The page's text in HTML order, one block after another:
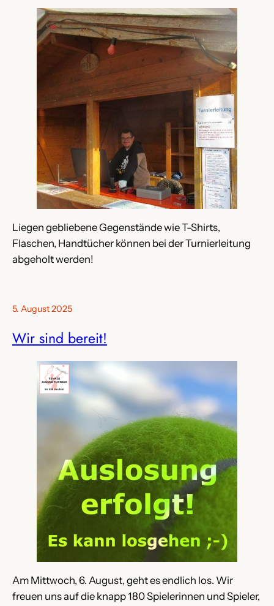
Liegen gebliebene Gegenstände wie T-Shirts,
Flaschen, Handtücher können bei der Turnierleitung
abgeholt werden!
5. August 2025
Wir sind bereit!
Am Mittwoch, 6. August, geht es endlich los. Wir
freuen uns auf die knapp 180 Spielerinnen und Spieler,